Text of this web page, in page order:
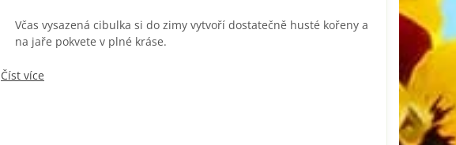
Včas vysazená cibulka si do zimy vytvoří dostatečně husté kořeny a
na jaře pokvete v plné kráse.
Číst více